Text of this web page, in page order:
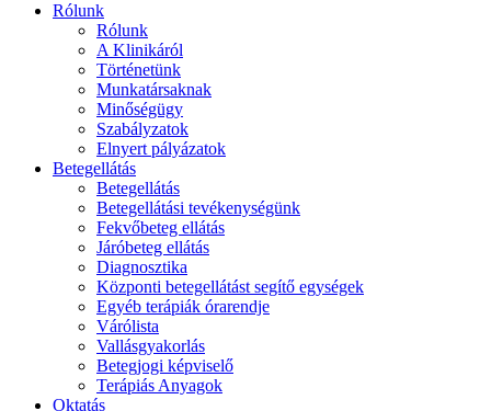
Rólunk
Rólunk
A Klinikáról
Történetünk
Munkatársaknak
Minőségügy
Szabályzatok
Elnyert pályázatok
Betegellátás
Betegellátás
Betegellátási tevékenységünk
Fekvőbeteg ellátás
Járóbeteg ellátás
Diagnosztika
Központi betegellátást segítő egységek
Egyéb terápiák órarendje
Várólista
Vallásgyakorlás
Betegjogi képviselő
Terápiás Anyagok
Oktatás